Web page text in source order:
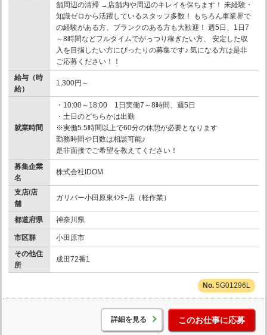
舗周辺の清掃 →店舗内や周辺のキレイを保ちます！ 未経験・
知識ゼロから活躍しているスタッフ多数！ もちろん車業界で
の経験がある方、ブランクのある方も大歓迎！ 週5日、1日7
～8時間などフルタイムでがっつり稼ぎたい方、 安定した収
入を目指したい方にぴったりの募集です♪ 気になる方は是非
ご応募ください！！
給与（時
給）
1,300円～
就業時間
・10:00～18:00 1日実働7～8時間、週5日
・土日のどちらかは出勤
※実働5.5時間以上で60分の休憩が必要となります
勤務時間や日数は相談可能♪
是非面接でご希望を教えてください！
募集企業
名
株式会社IDOM
支店/店
舗
ガリバー小田原東ｲﾝﾀｰ店（軽作業）
都道府県 神奈川県
市区群
小田原市
その他住
所
成田72番1
5G01296L
詳細を見る このお仕事に応募